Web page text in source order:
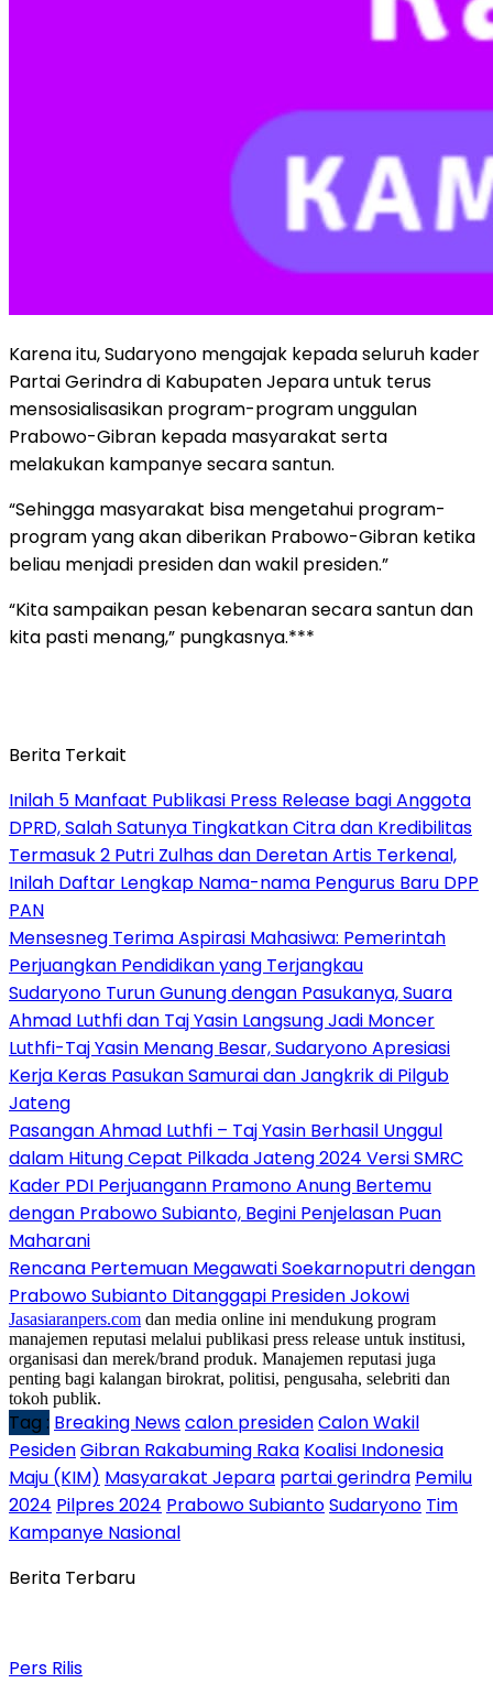
Karena itu, Sudaryono mengajak kepada seluruh kader
Partai Gerindra di Kabupaten Jepara untuk terus
mensosialisasikan program-program unggulan
Prabowo-Gibran kepada masyarakat serta
melakukan kampanye secara santun.
“Sehingga masyarakat bisa mengetahui program-
program yang akan diberikan Prabowo-Gibran ketika
beliau menjadi presiden dan wakil presiden.”
“Kita sampaikan pesan kebenaran secara santun dan
kita pasti menang,” pungkasnya.***
Berita Terkait
Inilah 5 Manfaat Publikasi Press Release bagi Anggota
DPRD, Salah Satunya Tingkatkan Citra dan Kredibilitas
Termasuk 2 Putri Zulhas dan Deretan Artis Terkenal,
Inilah Daftar Lengkap Nama-nama Pengurus Baru DPP
PAN
Mensesneg Terima Aspirasi Mahasiwa: Pemerintah
Perjuangkan Pendidikan yang Terjangkau
Sudaryono Turun Gunung dengan Pasukanya, Suara
Ahmad Luthfi dan Taj Yasin Langsung Jadi Moncer
Luthfi-Taj Yasin Menang Besar, Sudaryono Apresiasi
Kerja Keras Pasukan Samurai dan Jangkrik di Pilgub
Jateng
Pasangan Ahmad Luthfi – Taj Yasin Berhasil Unggul
dalam Hitung Cepat Pilkada Jateng 2024 Versi SMRC
Kader PDI Perjuangann Pramono Anung Bertemu
dengan Prabowo Subianto, Begini Penjelasan Puan
Maharani
Rencana Pertemuan Megawati Soekarnoputri dengan
Prabowo Subianto Ditanggapi Presiden Jokowi
Jasasiaranpers.com dan media online ini mendukung program
manajemen reputasi melalui publikasi press release untuk institusi,
organisasi dan merek/brand produk. Manajemen reputasi juga
penting bagi kalangan birokrat, politisi, pengusaha, selebriti dan
tokoh publik.
Tag : Breaking Newscalon presidenCalon Wakil
PesidenGibran Rakabuming Raka Koalisi Indonesia
Maju (KIM) Masyarakat Jepara partai gerindra Pemilu
2024 Pilpres 2024 Prabowo SubiantoSudaryono Tim
Kampanye Nasional
Berita Terbaru
Pers Rilis